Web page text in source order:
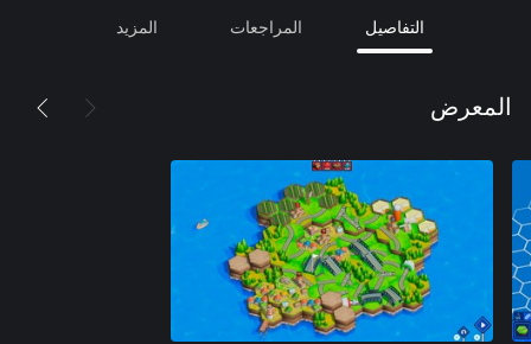
التفاصيل المراجعات المزيد
المعرض